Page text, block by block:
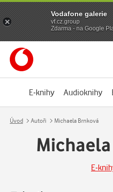
E-knihy Audioknihy
Úvod Autoři Michaela Brnková
E-
Vodafone galerie
vf.cz.group
Zdarma - na Google